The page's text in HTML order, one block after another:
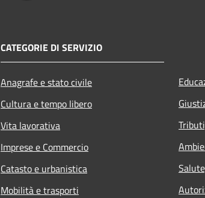
CATEGORIE DI SERVIZIO
Anagrafe e stato civile
Cultura e tempo libero
Vita lavorativa
Imprese e Commercio
Catasto e urbanistica
Mobilità e trasporti